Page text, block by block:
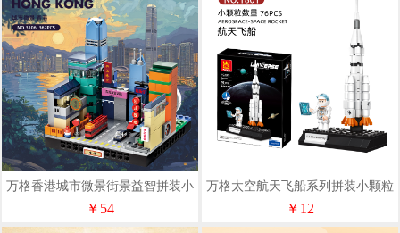
万格香港城市微景街景益智拼装小
颗粒积木#3106
￥54
万格太空航天飞船系列拼装小颗粒
积木#1801-1804
￥12